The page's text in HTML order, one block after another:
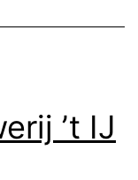
’t IJ